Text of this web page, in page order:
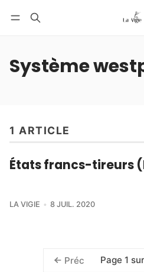
Système
1 ARTICLE
États francs-tireurs
LA VIGIE 8 JUIL. 2020
Préc Page 1